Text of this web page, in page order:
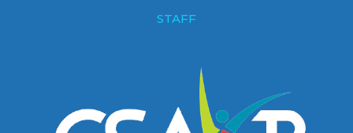
STAFF